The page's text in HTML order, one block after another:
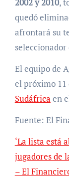
quedó
afrontará su
El equipo de
el próximo
Sudáfrica en
Fuente: El
‘La lista está
jugadores de
– El